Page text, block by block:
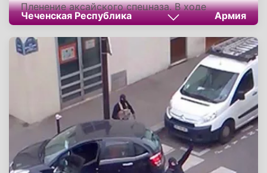
Пленение аксайского спецназа. В ходе
инцидента 7 января 1995 года чеченские
боевики взяли в плен более 40
военнослужащих 22-й отдельной бригады
специального назначения. Российские
спецназовцы находившиеся на высоте, в
тумане окруженные со всех сторон
превосходящими силами противника приняли
решение о сдаче в плен, из за ряда
тактических ошибок командования.
Чеченская Республика Армия